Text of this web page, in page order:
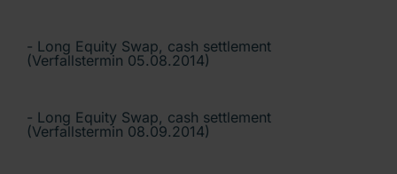
- Long Equity Swap, cash settlement
(Verfallstermin 05.08.2014)
- Long Equity Swap, cash settlement
(Verfallstermin 08.09.2014)